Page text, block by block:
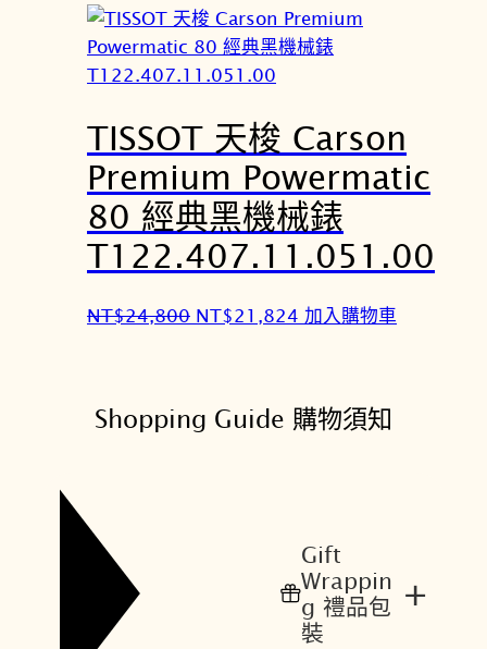
價
格
：
T
$
2
4
,
8
0
價
格
T
$
2
1
8
2
4
TISSOT 天梭 Carson
Premium Powermatic
80 經典黑機械錶
T122.407.11.051.00
NT$24,800 原
：
NT$21,824 目
：
2
1
,
8
加入購物車
Shopping Guide 購物須知
Gift
Wrappin
g 禮品包
裝
+